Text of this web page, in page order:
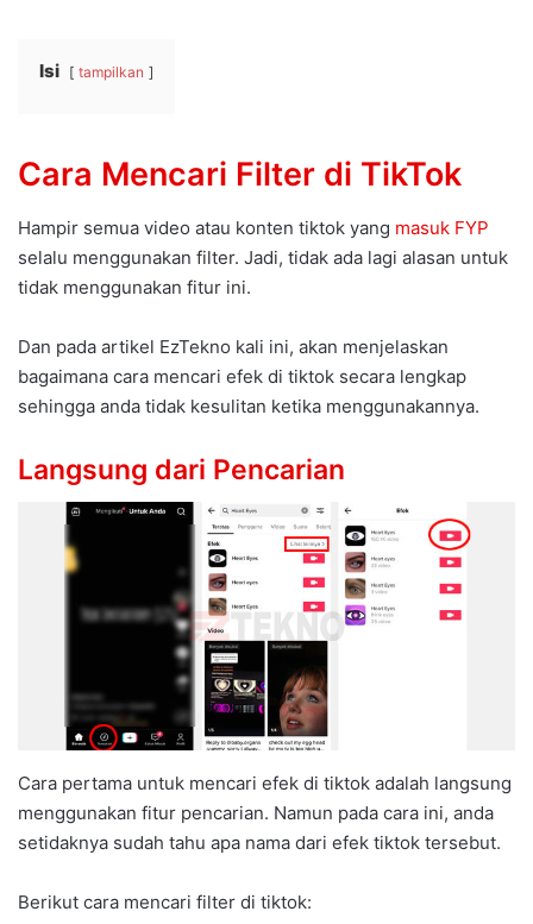
Isi tampilkan
Cara Mencari Filter di TikTok
Hampir semua video atau konten tiktok yang masuk FYP
selalu menggunakan filter. Jadi, tidak ada lagi alasan untuk
tidak menggunakan fitur ini.
Dan pada artikel EzTekno kali ini, akan menjelaskan
bagaimana cara mencari efek di tiktok secara lengkap
sehingga anda tidak kesulitan ketika menggunakannya.
Langsung dari Pencarian
Cara pertama untuk mencari efek di tiktok adalah langsung
menggunakan fitur pencarian. Namun pada cara ini, anda
setidaknya sudah tahu apa nama dari efek tiktok tersebut.
Berikut cara mencari filter di tiktok: